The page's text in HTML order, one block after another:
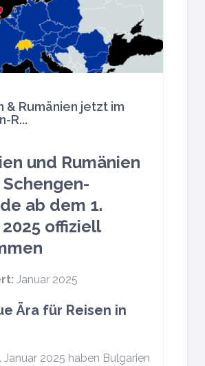
& Rumänien jetzt im
R...
und Rumänien
ab dem 1.
offiziell
Januar 2025
Ära für Reisen in
Januar 2025 haben Bulgarien